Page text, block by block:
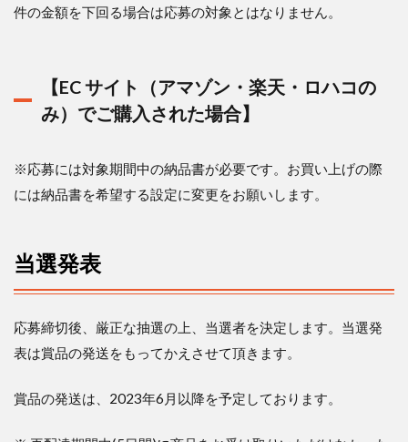
件の金額を下回る場合は応募の対象とはなりません。
【ECサイト（アマゾン・楽天・ロハコの
み）でご購入された場合】
※応募には対象期間中の納品書が必要です。お買い上げの際
には納品書を希望する設定に変更をお願いします。
当選発表
応募締切後、厳正な抽選の上、当選者を決定します。当選発
表は賞品の発送をもってかえさせて頂きます。
賞品の発送は、 2023年6 月以降を予定しております。